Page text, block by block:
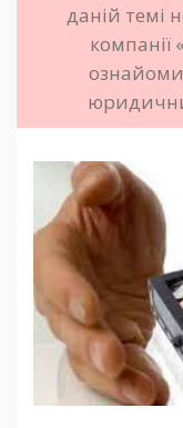
даній темі
компанії